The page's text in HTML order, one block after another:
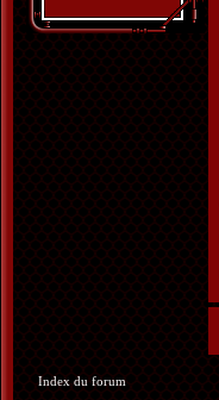
Index du forum